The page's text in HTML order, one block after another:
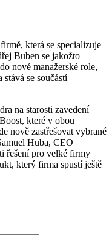
která se specializuje
Buben se jakožto
nové manažerské role,
se součástí
na starosti zavedení
které v obou
nově zastřešovat vybrané
Huba, CEO
řešení pro velké firmy
který firma spustí ještě